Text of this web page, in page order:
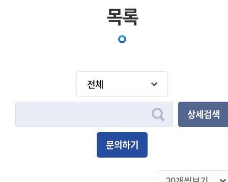
목록
상세검색
문의하기